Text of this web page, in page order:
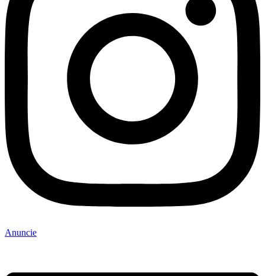
Anuncie